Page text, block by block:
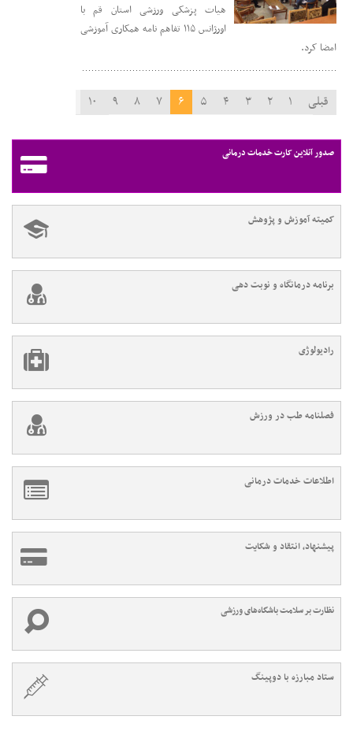
هیات پزشکی ورزشی استان قم با
اورژانس ۱۱۵ تفاهم نامه همکاری آموزشی
امضا کرد.
قبلی ۱ ۲ ۳ ۴ ۵ ۶ ۷ ۸ ۹
۱۰
صدور آنلاین کارت خدمات درمانی
کمیته آموزش و پژوهش
برنامه درمانگاه و نوبت دهی
رادیولوژی
فصلنامه طب در ورزش
اطلاعات خدمات درمانی
پیشنهاد، انتقاد و شکایت
نظارت بر سلامت باشگاه‌های ورزشی
ستاد مبارزه با دوپینگ